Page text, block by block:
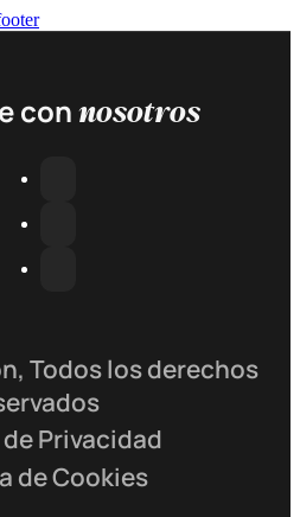
connosotros
Todos los derechos
Privacidad
de Cookies